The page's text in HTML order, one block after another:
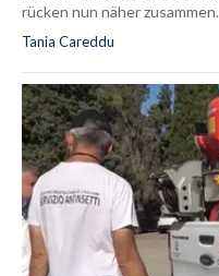
rücken nun näher zusammen.
Tania Careddu